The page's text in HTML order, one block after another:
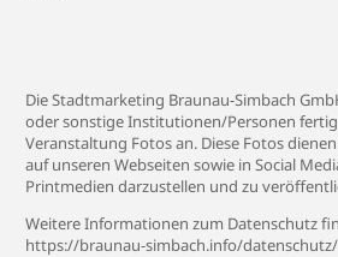
Die Stadtmarketing Braunau-Simbach
oder sonstige Institutionen/Personen
Veranstaltung Fotos an. Diese Fotos
auf unseren Webseiten sowie in Social
Printmedien darzustellen und zu
Weitere Informationen zum Datenschutz
https://braunau-simbach.info/datenschutz/